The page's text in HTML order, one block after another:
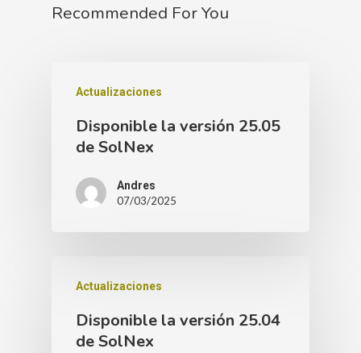
Recommended For You
Actualizaciones
Disponible la versión 25.05
de SolNex
Andres
07/03/2025
Actualizaciones
Disponible la versión 25.04
de SolNex